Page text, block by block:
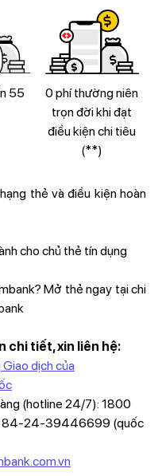
55
0 phí thường niên
trọn đời khi đạt
điều kiện chi tiêu
(**)
thẻ và điều kiện hoàn
cho chủ thẻ tín dụng
Mở thẻ ngay tại chi
chi tiết, xin liên hệ:
dịch của
(hotline 24/7): 1800
84-24-39446699 (quốc